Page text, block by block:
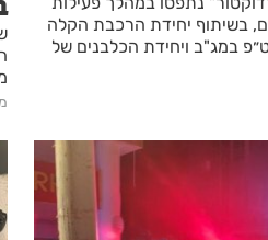
בשיתוף יחידת הרכבת הקלה
במג"ב ויחידת הכלבנים של